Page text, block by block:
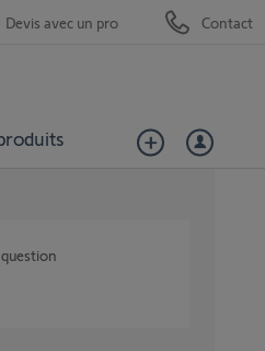
Devis avec un pro Contact